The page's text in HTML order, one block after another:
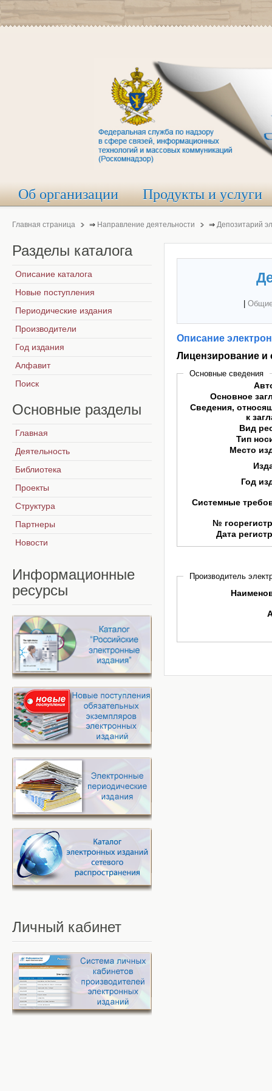
Об организации Продукты и услуги
Главная страница ⇒ Направление деятельности ⇒ Депозитарий
Описание
Лицензирование и
Основные сведения
Основное
Сведения,
к
Вид
Тип
Место
Год
Системные
№
Дата
Производитель
Разделы каталога
Описание каталога
Новые поступления
Периодические издания
Производители
Год издания
Алфавит
Поиск
Основные разделы
Главная
Деятельность
Библиотека
Проекты
Структура
Партнеры
Новости
Информационные
ресурсы
Личный кабинет